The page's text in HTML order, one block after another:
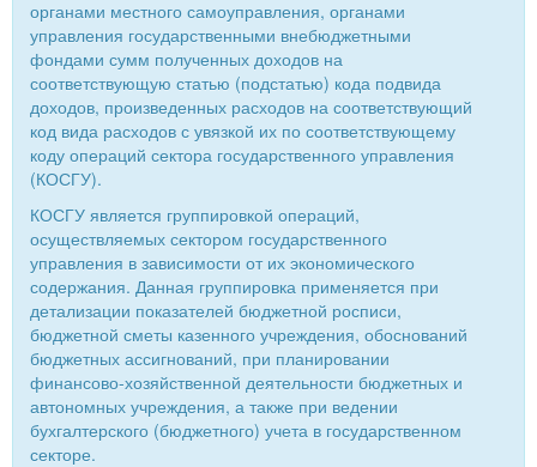
органами местного самоуправления, органами
управления государственными внебюджетными
фондами сумм полученных доходов на
соответствующую статью (подстатью) кода подвида
доходов, произведенных расходов на соответствующий
код вида расходов с увязкой их по соответствующему
коду операций сектора государственного управления
(КОСГУ).
КОСГУ является группировкой операций,
осуществляемых сектором государственного
управления в зависимости от их экономического
содержания. Данная группировка применяется при
детализации показателей бюджетной росписи,
бюджетной сметы казенного учреждения, обоснований
бюджетных ассигнований, при планировании
финансово-хозяйственной деятельности бюджетных и
автономных учреждения, а также при ведении
бухгалтерского (бюджетного) учета в государственном
секторе.